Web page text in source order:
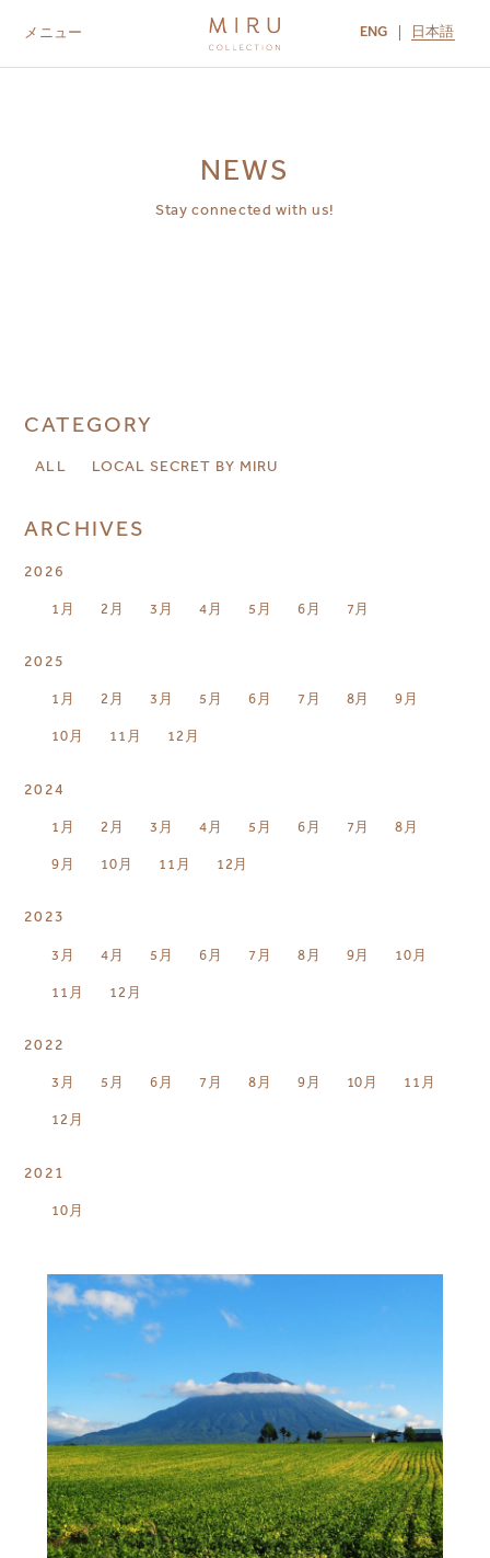
メニュー ENG 日本語
NEWS
Stay connected with us!
CATEGORY
ALL LOCAL SECRET BY MIRU
ARCHIVES
2026
1月 2月 3月 4月 5月 6月 7月
2025
1月 2月 3月 5月 6月 7月 8月 9月
10月 11月 12月
2024
1月 2月 3月 4月 5月 6月 7月 8月
9月 10月 11月 12月
2023
3月 4月 5月 6月 7月 8月 9月 10月
11月 12月
2022
3月 5月 6月 7月 8月 9月 10月 11月
12月
2021
10月